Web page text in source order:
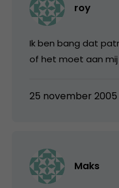
roy
Ik ben bang dat
of het moet aan mij
25 november 2005
Maks